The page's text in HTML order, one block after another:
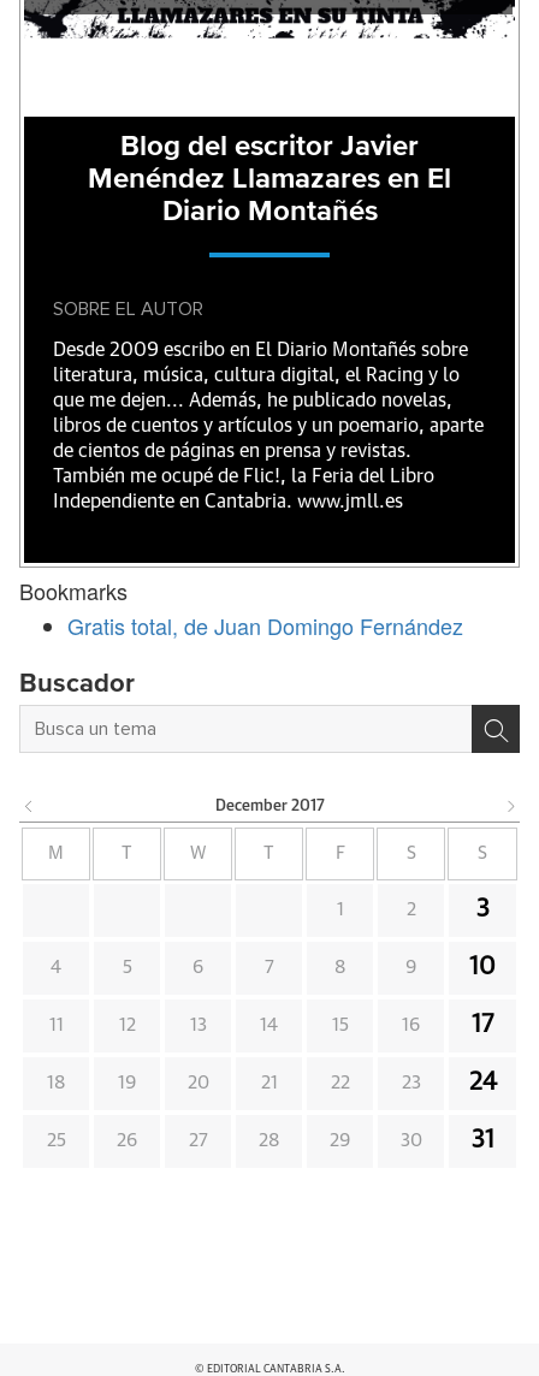
Blog del escritor Javier
Menéndez Llamazares en El
Diario Montañés
SOBRE EL AUTOR
Desde 2009 escribo en El Diario Montañés sobre
literatura, música, cultura digital, el Racing y lo
que me dejen... Además, he publicado novelas,
libros de cuentos y artículos y un poemario, aparte
de cientos de páginas en prensa y revistas.
También me ocupé de Flic!, la Feria del Libro
Independiente en Cantabria. www.jmll.es
Bookmarks
Gratis total, de Juan Domingo Fernández
Buscador
December 2017
M W F S S
1 2 3
4 5 6 7 8 9 10
11 12 13 14 15 16 17
18 19 20 21 22 23 24
25 26 27 28 29 30 31
© EDITORIAL CANTABRIA S.A.